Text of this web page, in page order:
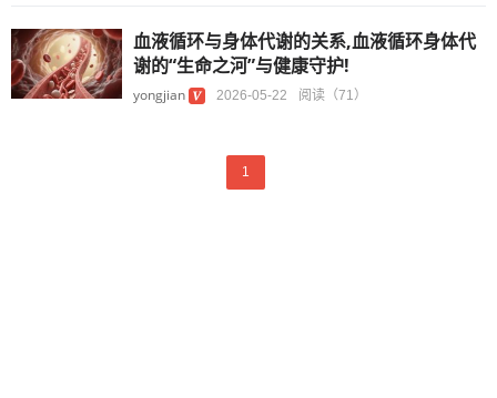
血液循环与身体代谢的关系,血液循环身体代
谢的“生命之河”与健康守护!
yongjian 2026-05-22 阅读（71）
1